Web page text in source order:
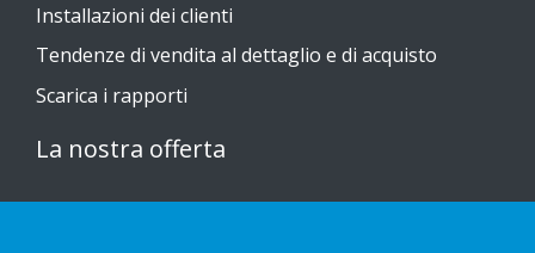
Installazioni dei clienti
Tendenze di vendita al dettaglio e di acquisto
Scarica i rapporti
La nostra offerta